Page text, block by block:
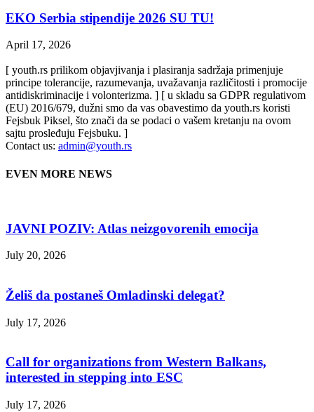
EKO Serbia stipendije 2026 SU TU!
April 17, 2026
[ youth.rs prilikom objavjivanja i plasiranja sadržaja primenjuje
principe tolerancije, razumevanja, uvažavanja različitosti i promocije
antidiskriminacije i volonterizma. ] [ u skladu sa GDPR regulativom
(EU) 2016/679, dužni smo da vas obavestimo da youth.rs koristi
Fejsbuk Piksel, što znači da se podaci o vašem kretanju na ovom
sajtu prosleđuju Fejsbuku. ]
Contact us: admin@youth.rs
EVEN MORE NEWS
JAVNI POZIV: Atlas neizgovorenih emocija
July 20, 2026
Želiš da postaneš Omladinski delegat?
July 17, 2026
Call for organizations from Western Balkans,
interested in stepping into ESC
July 17, 2026